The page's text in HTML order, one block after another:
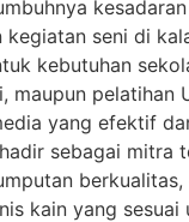
kegiatan seni di
kebutuhan
maupun pelatihan
yang efektif
sebagai mitra
kain yang sesuai